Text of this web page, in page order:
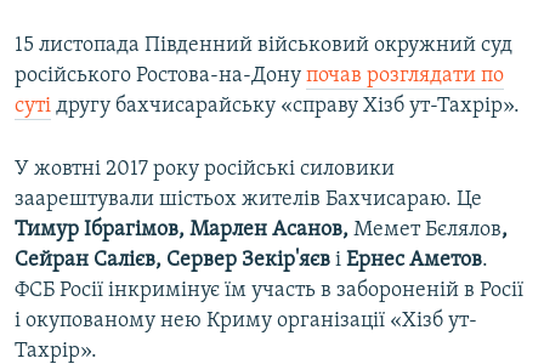
15 листопада Південний військовий окружний суд
російського Ростова-на-Дону почав розглядати по
суті другу бахчисарайську «справу Хізб ут-Тахрір».
У жовтні 2017 року російські силовики
заарештували шістьох жителів Бахчисараю. Це
Тимур Ібрагімов, Марлен Асанов, Мемет Бєлялов,
Сейран Салієв, Сервер Зекір'яєв і Ернес Аметов.
ФСБ Росії інкримінує їм участь в забороненій в Росії
і окупованому нею Криму організації «Хізб ут-
Тахрір».